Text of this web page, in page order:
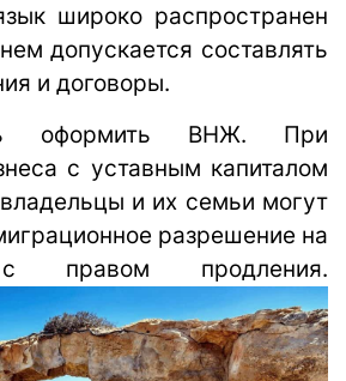
широко распространен
допускается составлять
и договоры.
оформить ВНЖ. При
с уставным капиталом
и их семьи могут
разрешение на
продления.